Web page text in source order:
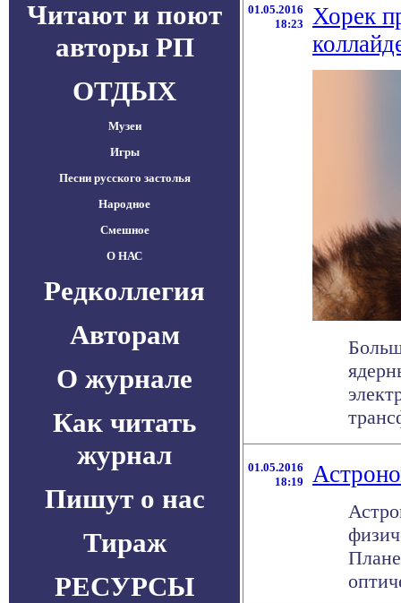
Читают и поют
авторы РП
ОТДЫХ
Музеи
Игры
Песни русского застолья
Народное
Смешное
О НАС
Редколлегия
Авторам
О журнале
Как читать
журнал
Пишут о нас
Тираж
РЕСУРСЫ
01.05.2016
18:23
Хорек
01.05.2016
18:19